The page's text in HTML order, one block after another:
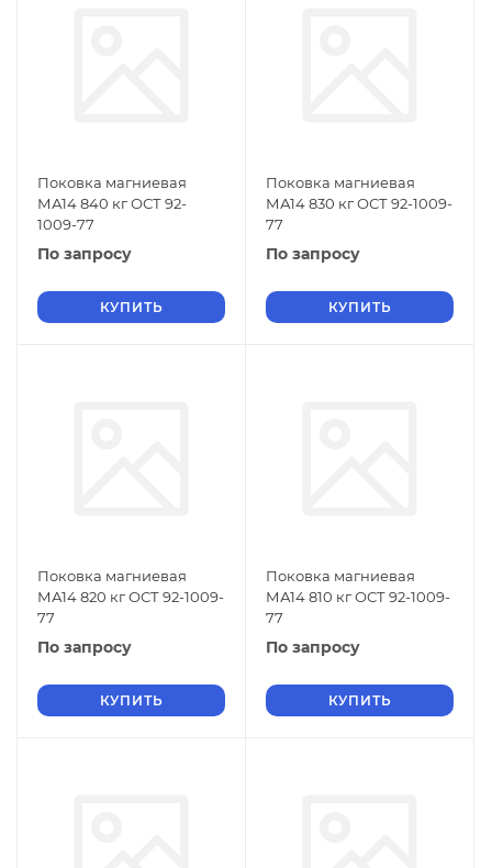
Поковка магниевая
МА14 840 кг ОСТ 92-
1009-77
По запросу
КУПИТЬ
Поковка магниевая
МА14 830 кг ОСТ 92-1009-
77
По запросу
КУПИТЬ
Поковка магниевая
МА14 820 кг ОСТ 92-1009-
77
По запросу
КУПИТЬ
Поковка магниевая
МА14 810 кг ОСТ 92-1009-
77
По запросу
КУПИТЬ